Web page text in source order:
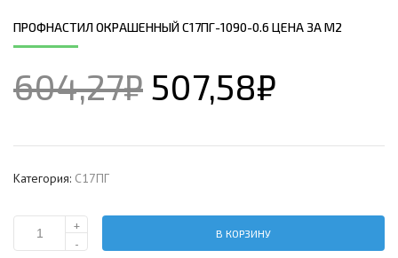
ПРОФНАСТИЛ ОКРАШЕННЫЙ С17ПГ-1090-0.6 ЦЕНА ЗА М2
604,27₽ 507,58₽
Категория: С17ПГ
Количество
+
-
В КОРЗИНУ